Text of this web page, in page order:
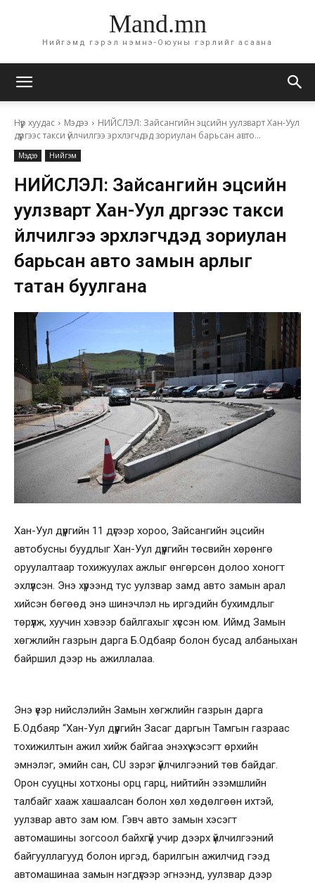
Mand.mn
Нийгэмд гэрэл нэмнэ-Оюуны гэрлийг асаана
Нүүр хуудас Мэдээ
НИЙСЛЭЛ: Зайсангийн эцсийн уулзварт Хан-Уул
дүүргээс такси үйлчилгээ эрхлэгчдэд зориулан барьсан авто...
Мэдээ Нийгэм
НИЙСЛЭЛ: Зайсангийн эцсийн
уулзварт Хан-Уул дүүргээс такси
үйлчилгээ эрхлэгчдэд зориулан
барьсан авто замын арлыг
татан буулгана
Хан-Уул дүүргийн 11 дүгээр хороо, Зайсангийн эцсийн
автобусны буудлыг Хан-Уул дүүргийн төсвийн хөрөнгө
оруулалтаар тохижуулах ажлыг өнгөрсөн долоо хоногт
эхлүүлсэн. Энэ хүрээнд тус уулзвар замд авто замын арал
хийсэн бөгөөд энэ шинэчлэл нь иргэдийн бухимдлыг
төрүүлж, хуучин хэвээр байлгахыг хүссэн юм. Иймд Замын
хөгжлийн газрын дарга Б.Одбаяр болон бусад албаныхан
байршил дээр нь ажиллалаа.
Энэ үеэр нийслэлийн Замын хөгжлийн газрын дарга
Б.Одбаяр “Хан-Уул дүүргийн Засаг даргын Тамгын газраас
тохижилтын ажил хийж байгаа энэхүү хэсэгт өрхийн
эмнэлэг, эмийн сан, CU зэрэг үйлчилгээний төв байдаг.
Орон сууцны хотхоны орц гарц, нийтийн эзэмшлийн
талбайг хааж хашаалсан болон хөл хөдөлгөөн ихтэй,
уулзвар авто зам юм. Гэвч авто замын хэсэгт
автомашины зогсоол байхгүй учир дээрх үйлчилгээний
байгууллагууд болон иргэд, барилгын ажилчид гээд
автомашинаа замын нэгдүгээр эгнээнд, уулзвар дээр